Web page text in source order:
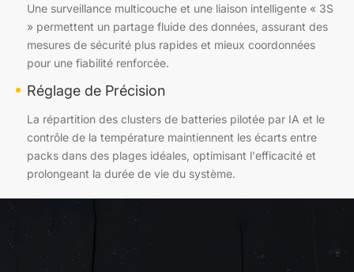
Une surveillance multicouche et une liaison intelligente « 3S
» permettent un partage fluide des données, assurant des
mesures de sécurité plus rapides et mieux coordonnées
pour une fiabilité renforcée.
Réglage de Précision
La répartition des clusters de batteries pilotée par IA et le
contrôle de la température maintiennent les écarts entre
packs dans des plages idéales, optimisant l'efficacité et
prolongeant la durée de vie du système.